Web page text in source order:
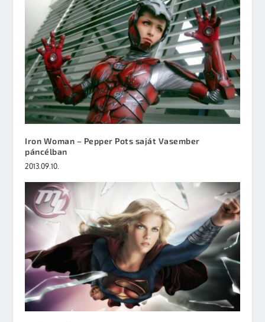
Iron Woman – Pepper Pots saját Vasember
páncélban
2013.09.10.